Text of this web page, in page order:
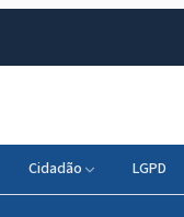
Cidadão LGPD